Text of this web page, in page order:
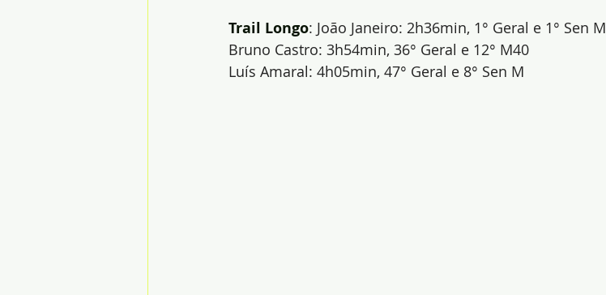
Trail Longo: João Janeiro: 2h36min, 1° Geral e 1° Sen M
Bruno Castro: 3h54min, 36° Geral e 12° M40
Luís Amaral: 4h05min, 47° Geral e 8° Sen M